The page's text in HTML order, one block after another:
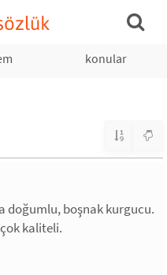
konular
doğumlu, boşnak kurgucu.
kaliteli.